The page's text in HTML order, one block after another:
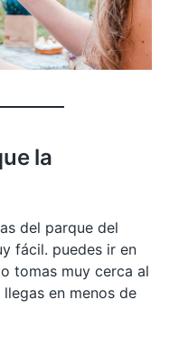
la
del parque del
fácil. puedes ir en
tomas muy cerca al
en menos de